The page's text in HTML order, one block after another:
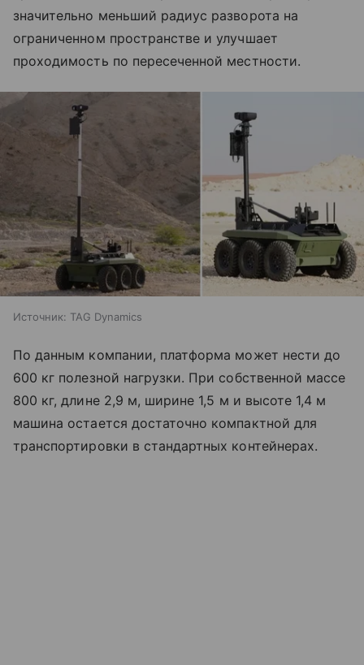
значительно меньший радиус разворота на
ограниченном пространстве и улучшает
проходимость по пересеченной местности.
Источник: TAG Dynamics
По данным компании, платформа может нести до
600 кг полезной нагрузки. При собственной массе
800 кг, длине 2,9 м, ширине 1,5 м и высоте 1,4 м
машина остается достаточно компактной для
транспортировки в стандартных контейнерах.